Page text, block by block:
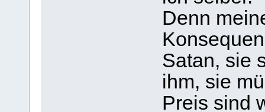
Denn
Satan, sie
ihm, sie
Preis sind